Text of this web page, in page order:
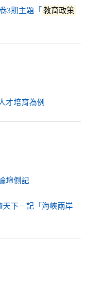
3期主題「 教育政策
才培育為例
壇側記
天下－記「海峽兩岸